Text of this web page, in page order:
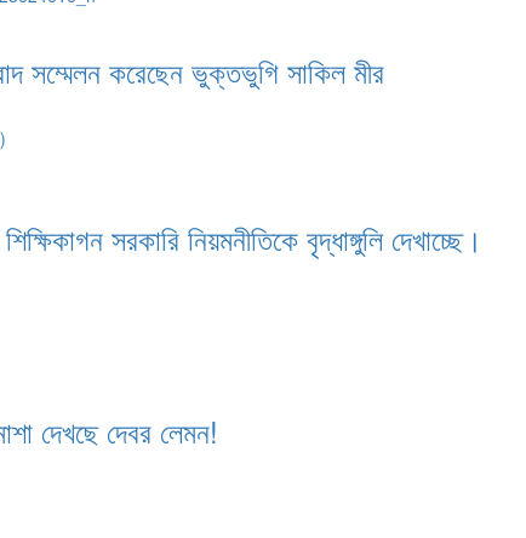
সম্মেলন করেছেন ভুক্তভুগি সাকিল মীর
সরকারি নিয়মনীতিকে বৃদ্ধাঙ্গুলি দেখাচ্ছে।
দেখছে দেবর লেমন!